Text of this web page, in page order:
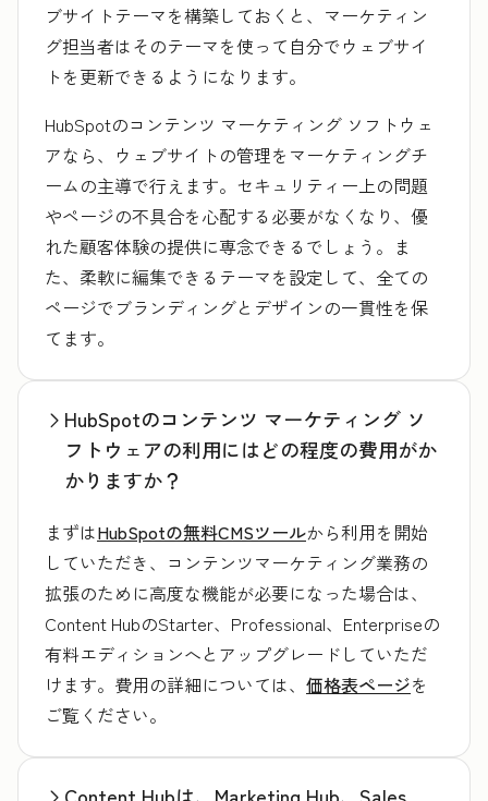
ブサイトテーマを構築しておくと、マーケティン
グ担当者はそのテーマを使って自分でウェブサイ
トを更新できるようになります。
HubSpotのコンテンツ マーケティング ソフトウェ
アなら、ウェブサイトの管理をマーケティングチ
ームの主導で行えます。セキュリティー上の問題
やページの不具合を心配する必要がなくなり、優
れた顧客体験の提供に専念できるでしょう。ま
た、柔軟に編集できるテーマを設定して、全ての
ページでブランディングとデザインの一貫性を保
てます。
HubSpotのコンテンツ マーケティング ソ
フトウェアの利用にはどの程度の費用がか
かりますか？
まずはHubSpotの無料CMSツールから利用を開始
していただき、コンテンツマーケティング業務の
拡張のために高度な機能が必要になった場合は、
Content HubのStarter、Professional、Enterpriseの
有料エディションへとアップグレードしていただ
けます。費用の詳細については、 価格表ページを
ご覧ください。